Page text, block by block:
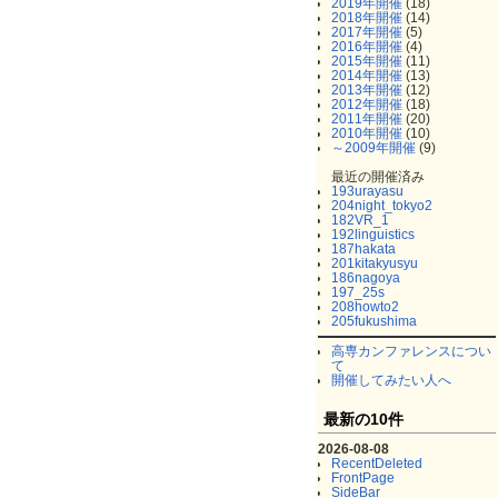
2019年開催 (18)
2018年開催 (14)
2017年開催 (5)
2016年開催 (4)
2015年開催 (11)
2014年開催 (13)
2013年開催 (12)
2012年開催 (18)
2011年開催 (20)
2010年開催 (10)
～2009年開催 (9)
最近の開催済み
193urayasu
204night_tokyo2
182VR_1
192linguistics
187hakata
201kitakyusyu
186nagoya
197_25s
208howto2
205fukushima
高専カンファレンスについ
て
開催してみたい人へ
最新の10件
2026-08-08
RecentDeleted
FrontPage
SideBar